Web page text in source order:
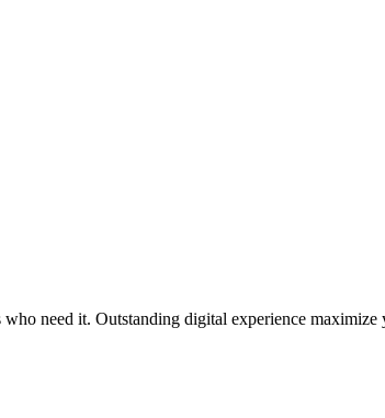
need it. Outstanding digital experience